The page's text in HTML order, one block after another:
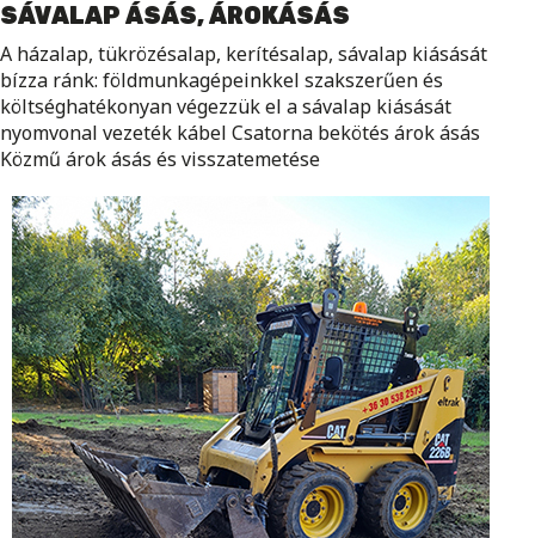
SÁVALAP ÁSÁS, ÁROKÁSÁS
A házalap, tükrözésalap, kerítésalap, sávalap kiásását
bízza ránk: földmunkagépeinkkel szakszerűen és
költséghatékonyan végezzük el a sávalap kiásását
nyomvonal vezeték kábel Csatorna bekötés árok ásás
Közmű árok ásás és visszatemetése